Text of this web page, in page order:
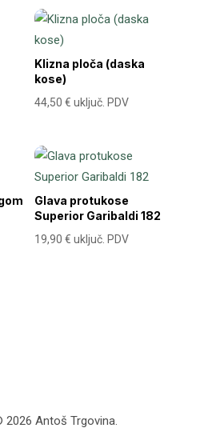
Klizna ploča (daska
kose)
44,50€ uključ. PDV
Glava protukose
Superior Garibaldi 182
19,90€ uključ. PDV
2026 Antoš Trgovina.